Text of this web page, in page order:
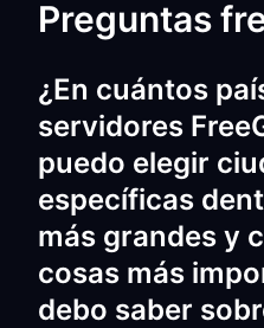
Preguntas
¿En cuántos
servidores
puedo elegir
específicas
más grandes y
cosas más
debo saber